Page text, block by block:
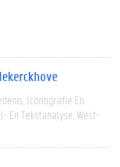
Iconografie En
En Tekstanalyse West-